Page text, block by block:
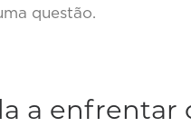
questão.
a enfrentar